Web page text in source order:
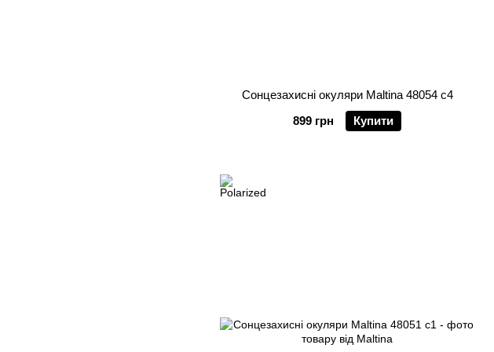
Сонцезахисні окуляри Maltina 48054 c4
899 грн
Купити